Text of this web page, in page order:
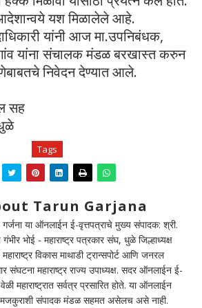
आदेशान्वये यश मिळालेले आहे.
यांनी आज मा.उपनिबंधक,
यांना संचालक मंडळ बरखास्त करुन
निवेदन देण्यात आले.
सह
Tags
Tarun Garjana
या ऑनलाईन ई-वृत्तपत्राचे मुख्य संपादक: श्री.
भोई - महाराष्ट्र पत्रकार संघ, धुळे जिल्हाध्यक्ष
विकास माथाडी ट्रान्सपोर्ट आणि जनरल
संघटना महाराष्ट्र राज्य उपाध्यक्ष. सदर ऑनलाईन ई-
महाराष्ट्रात सर्वत्र प्रसारित होते. या ऑनलाईन
मजकुराशी संपादक मंडळ सहमत असेलच असे नाही.